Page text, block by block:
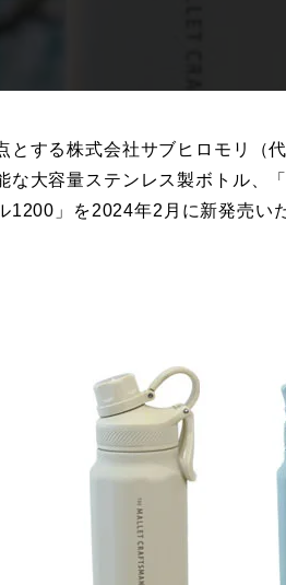
とする株式会社サブヒロモリ（
な大容量ステンレス製ボトル、
1200」を2024年2月に新発売い